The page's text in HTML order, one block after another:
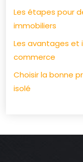
Les étapes pour
immobiliers
Les avantages et
commerce
Choisir la bonne
isolé